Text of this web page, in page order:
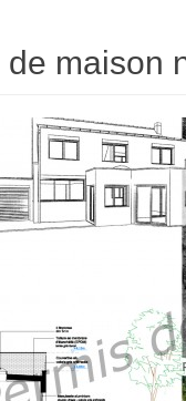
maison